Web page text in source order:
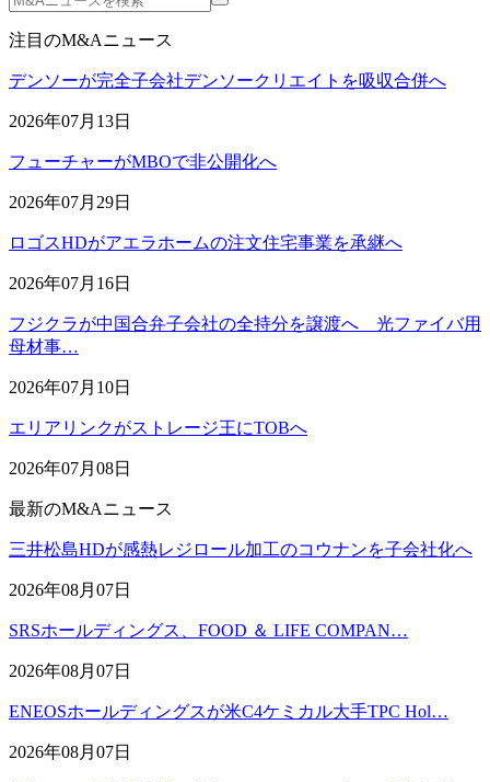
注目のM&Aニュース
デンソーが完全子会社デンソークリエイトを吸収合併へ
2026年07月13日
フューチャーがMBOで非公開化へ
2026年07月29日
ロゴスHDがアエラホームの注文住宅事業を承継へ
2026年07月16日
フジクラが中国合弁子会社の全持分を譲渡へ 光ファイバ用
母材事…
2026年07月10日
エリアリンクがストレージ王にTOBへ
2026年07月08日
最新のM&Aニュース
三井松島HDが感熱レジロール加工のコウナンを子会社化へ
2026年08月07日
SRSホールディングス、FOOD ＆ LIFE COMPAN…
2026年08月07日
ENEOSホールディングスが米C4ケミカル大手TPC Hol…
2026年08月07日